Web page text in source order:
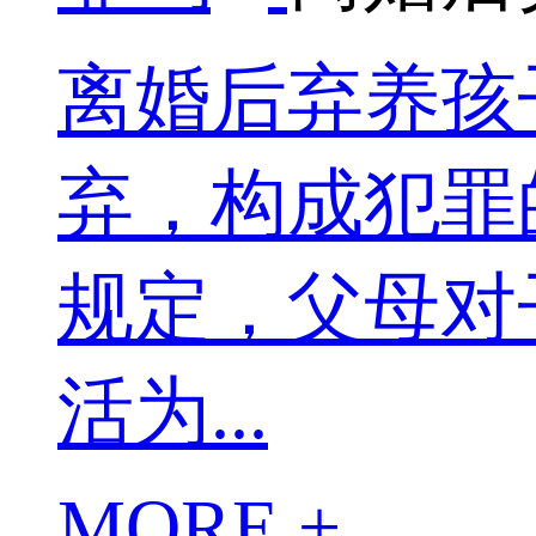
离婚后弃养
弃，构成犯
规定，父母
活为...